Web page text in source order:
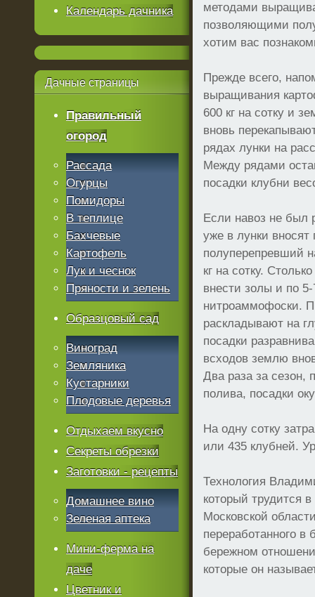
методами
позволяющими
хотим вас
Прежде всего,
выращивания
600 кг на сотку и
вновь
рядах лунки на
Между рядами
посадки клубни
Если навоз не был
уже в лунки
полуперепревший
кг на сотку.
внести золы и по
нитроаммофоски.
раскладывают на
посадки
всходов землю
Два раза за сезон,
полива, посадки
На одну сотку
или 435 клубней.
Технология
который трудится
Московской
переработанного в
бережном
которые он
Календарь дачника
Дачные страницы
Правильный
огород
Рассада
Огурцы
Помидоры
В теплице
Бахчевые
Картофель
Лук и чеснок
Пряности и зелень
Образцовый сад
Виноград
Земляника
Кустарники
Плодовые деревья
Отдыхаем вкусно
Секреты обрезки
Заготовки - рецепты
Домашнее вино
Зеленая аптека
Мини-ферма на
даче
Цветник и